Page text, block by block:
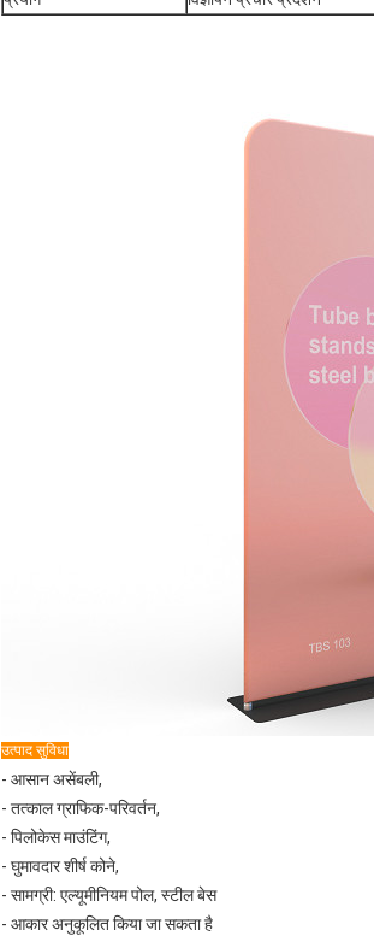
उत्पाद सुविधा
- आसान असेंबली,
- तत्काल ग्राफिक-परिवर्तन,
- पिलोकेस माउंटिंग,
- घुमावदार शीर्ष कोने,
- सामग्री: एल्यूमीनियम पोल, स्टील बेस
- आकार अनुकूलित किया जा सकता है